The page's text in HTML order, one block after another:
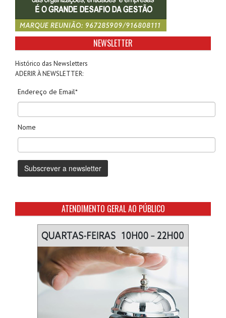
NEWSLETTER
Histórico das Newsletters
ADERIR À NEWSLETTER:
Endereço de Email*
Nome
ATENDIMENTO GERAL AO PÚBLICO